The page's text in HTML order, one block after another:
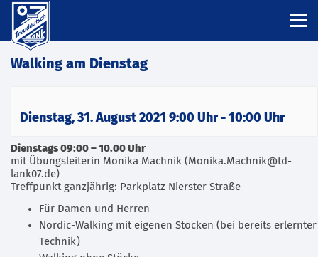
Walking am Dienstag
Dienstag, 31. August 2021 9:00 Uhr- 10:00 Uhr
Dienstags 09:00 – 10.00 Uhr
mit Übungsleiterin Monika Machnik (Monika.Machnik@td-
lank07.de)
Treffpunkt ganzjährig: Parkplatz Nierster Straße
Für Damen und Herren
Nordic-Walking mit eigenen Stöcken (bei bereits erlernter
Technik)